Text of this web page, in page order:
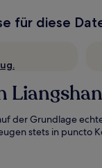
für diese
Liangshan
der Grundlage
stets in puncto